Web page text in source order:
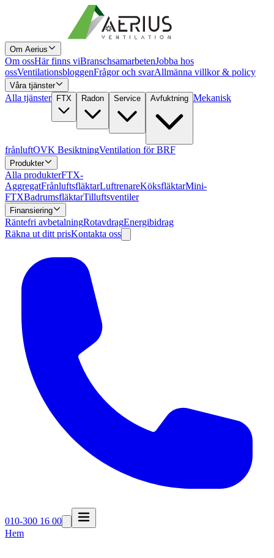
Om Aerius
Om ossHär finns viBranschsamarbetenJobba hos
ossVentilationsbloggenFrågor och svarAllmänna villkor & policy
Våra tjänster
Alla tjänster FTX Radon Service Avfuktning Mekanisk
frånluftOVK BesiktningVentilation för BRF
Produkter
Alla produkterFTX-
AggregatFrånluftsfläktarLuftrenareKöksfläktarMini-
FTXBadrumsfläktarTilluftsventiler
Finansiering
Räntefri avbetalningRotavdragEnergibidrag
Räkna ut ditt prisKontakta oss
010-300 16 00
Hem